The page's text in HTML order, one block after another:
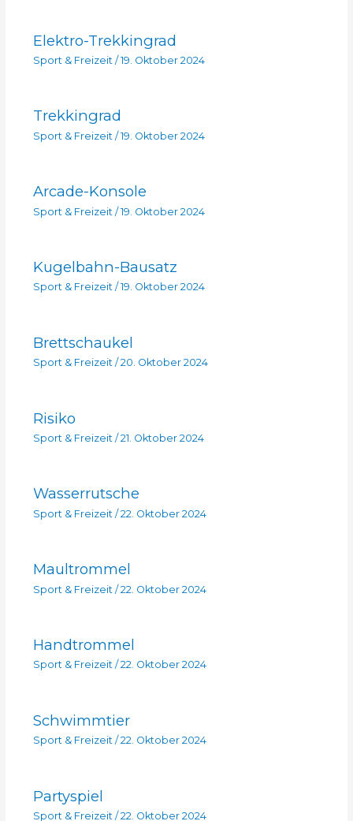
Elektro-Trekkingrad
Sport & Freizeit / 19. Oktober 2024
Trekkingrad
Sport & Freizeit /19. Oktober 2024
Arcade-Konsole
Sport & Freizeit /19. Oktober 2024
Kugelbahn-Bausatz
Sport & Freizeit/ 19. Oktober 2024
Brettschaukel
Sport & Freizeit/ 20. Oktober 2024
Risiko
Sport & Freizeit / 21. Oktober 2024
Wasserrutsche
Sport & Freizeit / 22. Oktober 2024
Maultrommel
Sport & Freizeit /22. Oktober 2024
Handtrommel
Sport & Freizeit/ 22. Oktober 2024
Schwimmtier
Sport & Freizeit/ 22. Oktober 2024
Partyspiel
Sport & Freizeit/ 22. Oktober 2024